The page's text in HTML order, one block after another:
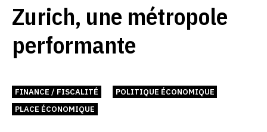
Zurich, une métropole
performante
FINANCE / FISCALITÉ
POLITIQUE ÉCONOMIQUE
PLACE ÉCONOMIQUE